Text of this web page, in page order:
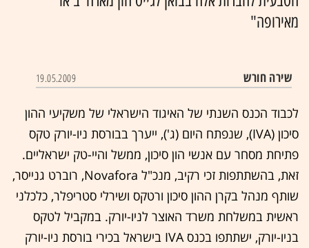
מאירופה"
שירה חורש 19.05.2009
לכבוד הכנס השנתי של האיגוד הישראלי של משקיעי ההון
סיכון (IVA), שנפתח היום (ג'), ייערך בבורסת ניו-יורק טקס
פתיחת מסחר עם אנשי הון סיכון, ממשל והיי-טק ישראליים.
זאת, בהשתתפות זכי רקיב, מנכ"ל Novafora, רוברט גנייסר,
שותף מנהל בקרן ההון סיכון ורטקס ושירלי סטריפלר, כלכלני
ראשית במשלחת משרד האוצר לניו-יורק. במקביל לטקס
בניו-יורק, ישתתפו בכנס IVA בישראל בכירי בורסת ניו-יורק